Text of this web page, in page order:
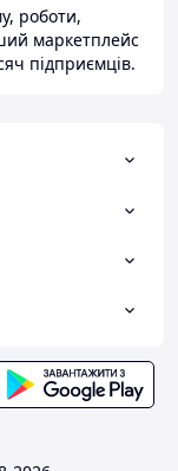
роботи,
маркетплейс
підприємців.